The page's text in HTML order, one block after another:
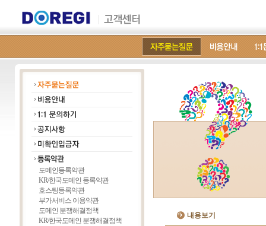
도메인등록약관
KR/한국도메인 등록약관
호스팅등록약관
부가서비스 이용약관
도메인 분쟁해결정책
KR/한국도메인 분쟁해결정책
내용보기